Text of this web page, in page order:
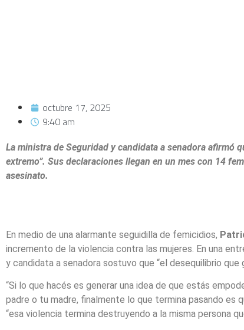
octubre 17, 2025
9:40 am
La ministra de Seguridad y candidata a senadora afirmó
extremo”. Sus declaraciones llegan en un mes con 14
asesinato.
En medio de una alarmante seguidilla de femicidios,
incremento de la violencia contra las mujeres. En una
y candidata a senadora sostuvo que “el desequilibrio
“Si lo que hacés es generar una idea de que estás
padre o tu madre, finalmente lo que termina pasando es
“esa violencia termina destruyendo a la misma persona